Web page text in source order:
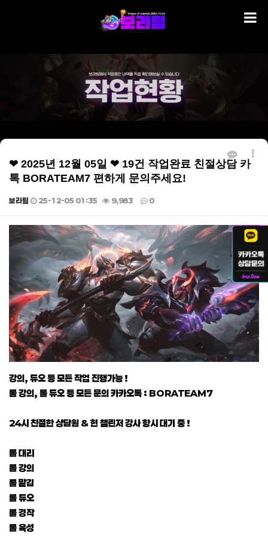
❤ 2025년 12월 05일 ❤ 19건 작업완료 친절상담 카
톡 BORATEAM7 편하게 문의주세요!
보라팀 25-12-05 01:35 9,983 0
강의, 듀오 등 모든 작업 진행가능 !
롤 강의, 롤 듀오 등 모든 문의 카카오톡 : BORATEAM7
24시 친절한 상담원 & 현 챌린저 강사 항시 대기 중 !
롤 대리
롤 강의
롤 맡김
롤 듀오
롤 경작
롤 육성